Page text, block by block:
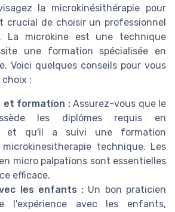
la microkinésithérapie pour
crucial de choisir un professionnel
La microkine est une technique
une formation spécialisée en
Voici quelques conseils pour vous
:
et formation :Assurez-vous que le
les diplômes requis en
et qu'il a suivi une formation
technique. Les
micro palpations sont essentielles
efficace.
les enfants : Un bon praticien
l'expérience avec les enfants,